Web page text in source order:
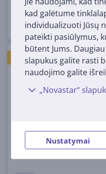
kad galėtume
individualizuoti Jūsų
pateikti pasiūlymus,
būtent Jums.
slapukus galite rasti
naudojimo galite
„Novastar“
Nustatymai
PIGIAUSIA RINKOJE